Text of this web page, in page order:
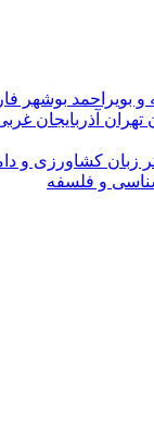
و بویراحمد بوشهر
تهران آذربایجان
زبان کشاورزی و
و فلسفه